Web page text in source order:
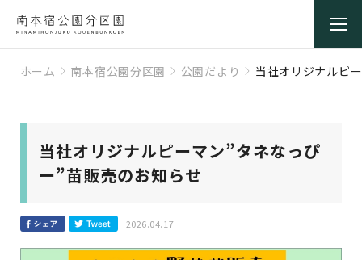
ホーム 南本宿公園分区園 公園だより 当社オリジナルピ
当社オリジナルピーマン”タネなっぴ
ー”苗販売のお知らせ
2026.04.17